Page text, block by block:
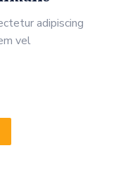
adipiscing
vel